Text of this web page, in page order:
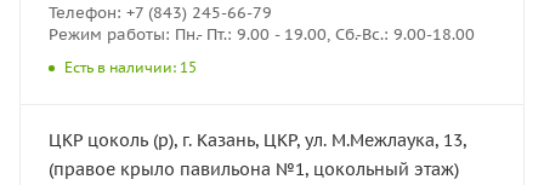
Телефон: +7 (843) 245-66-79
Режим работы: Пн.- Пт.: 9.00 - 19.00, Сб.-Вс.: 9.00-18.00
Есть в наличии: 15
ЦКР цоколь (р), г. Казань, ЦКР, ул. М.Межлаука, 13,
(правое крыло павильона №1, цокольный этаж)